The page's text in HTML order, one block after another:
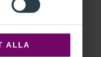
ALLA